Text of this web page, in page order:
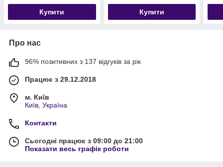
Купити Купити
Про нас
96% позитивних з 137 відгуків за рік
Працює з 29.12.2018
м. Київ
Київ, Україна
Контакти
Сьогодні працює з 09:00 до 21:00
Показати весь графік роботи